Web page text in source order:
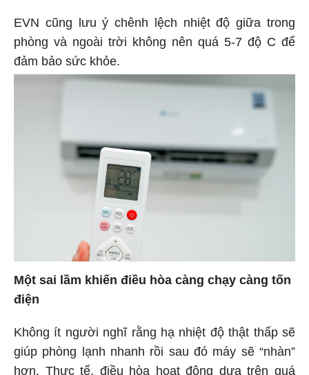
EVN cũng lưu ý chênh lệch nhiệt độ giữa trong
phòng và ngoài trời không nên quá 5-7 độ C để
đảm bảo sức khỏe.
Một sai lầm khiến điều hòa càng chạy càng tốn
điện
Không ít người nghĩ rằng hạ nhiệt độ thật thấp sẽ
giúp phòng lạnh nhanh rồi sau đó máy sẽ “nhàn”
hơn. Thực tế, điều hòa hoạt động dựa trên quá